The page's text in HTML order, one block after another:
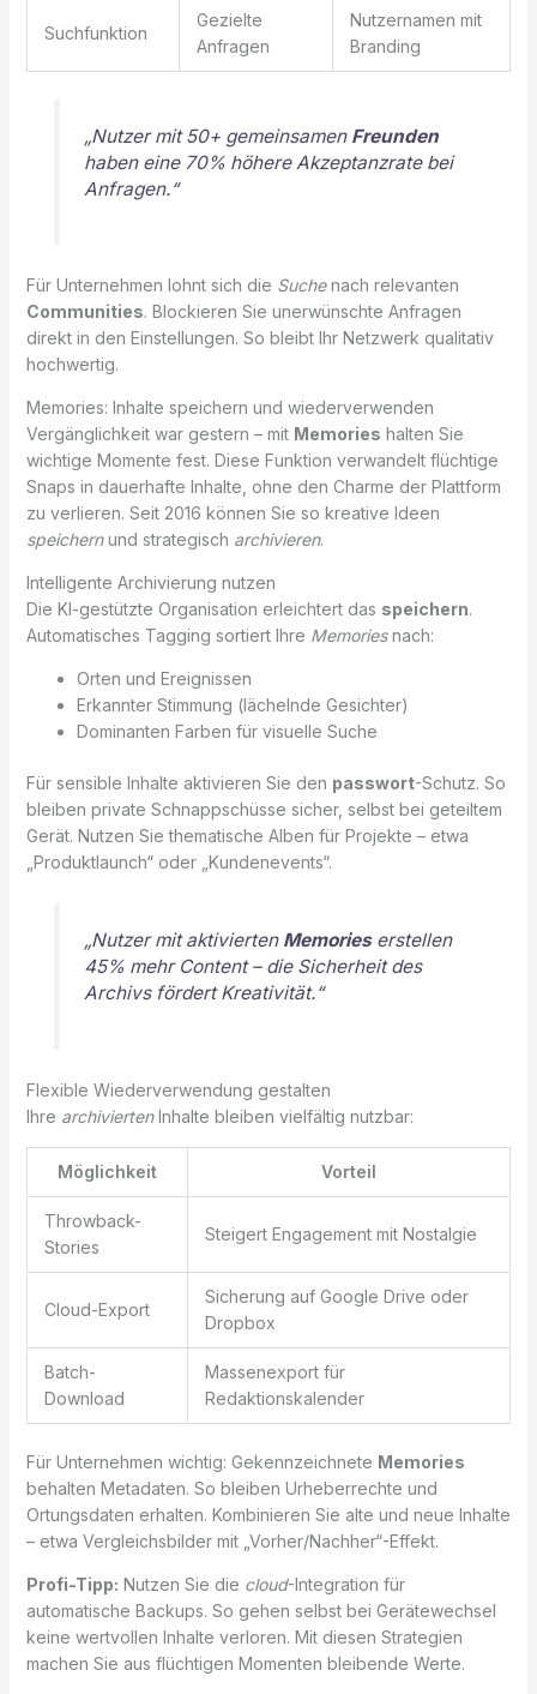
Suchfunktion
Gezielte
Anfragen
Nutzernamen mit
Branding
„Nutzer mit 50+ gemeinsamen Freunden
haben eine 70% höhere Akzeptanzrate bei
Anfragen.“
Für Unternehmen lohnt sich die Suchenach relevanten
Communities. Blockieren Sie unerwünschte Anfragen
direkt in den Einstellungen. So bleibt Ihr Netzwerk qualitativ
hochwertig.
Memories: Inhalte speichern und wiederverwenden
Vergänglichkeit war gestern – mit Memories halten Sie
wichtige Momente fest. Diese Funktion verwandelt flüchtige
Snaps in dauerhafte Inhalte, ohne den Charme der Plattform
zu verlieren. Seit 2016 können Sie so kreative Ideen
speichernund strategisch archivieren.
Intelligente Archivierung nutzen
Die KI-gestützte Organisation erleichtert das speichern.
Automatisches Tagging sortiert Ihre Memoriesnach:
Orten und Ereignissen
Erkannter Stimmung (lächelnde Gesichter)
Dominanten Farben für visuelle Suche
Für sensible Inhalte aktivieren Sie den passwort-Schutz. So
bleiben private Schnappschüsse sicher, selbst bei geteiltem
Gerät. Nutzen Sie thematische Alben für Projekte – etwa
„Produktlaunch“ oder „Kundenevents“.
„Nutzer mit aktivierten Memorieserstellen
45% mehr Content – die Sicherheit des
Archivs fördert Kreativität.“
Flexible Wiederverwendung gestalten
Ihre archiviertenInhalte bleiben vielfältig nutzbar:
Möglichkeit Vorteil
Throwback-
Stories
Steigert Engagement mit Nostalgie
Cloud-Export
Sicherung auf Google Drive oder
Dropbox
Batch-
Download
Massenexport für
Redaktionskalender
Für Unternehmen wichtig: Gekennzeichnete Memories
behalten Metadaten. So bleiben Urheberrechte und
Ortungsdaten erhalten. Kombinieren Sie alte und neue Inhalte
– etwa Vergleichsbilder mit „Vorher/Nachher“-Effekt.
Profi-Tipp: Nutzen Sie die cloud-Integration für
automatische Backups. So gehen selbst bei Gerätewechsel
keine wertvollen Inhalte verloren. Mit diesen Strategien
machen Sie aus flüchtigen Momenten bleibende Werte.